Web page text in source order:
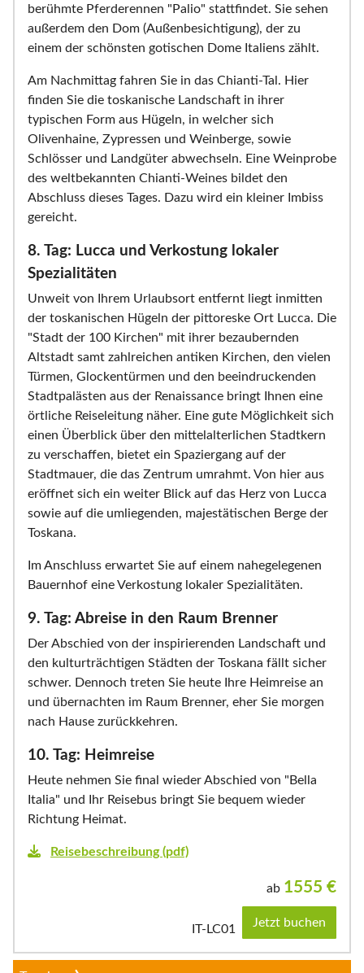
berühmte Pferderennen "Palio" stattfindet. Sie sehen
außerdem den Dom (Außenbesichtigung), der zu
einem der schönsten gotischen Dome Italiens zählt.
Am Nachmittag fahren Sie in das Chianti-Tal. Hier
finden Sie die toskanische Landschaft in ihrer
typischen Form aus Hügeln, in welcher sich
Olivenhaine, Zypressen und Weinberge, sowie
Schlösser und Landgüter abwechseln. Eine Weinprobe
des weltbekannten Chianti-Weines bildet den
Abschluss dieses Tages. Dazu wird ein kleiner Imbiss
gereicht.
8. Tag: Lucca und Verkostung lokaler
Spezialitäten
Unweit von Ihrem Urlaubsort entfernt liegt inmitten
der toskanischen Hügeln der pittoreske Ort Lucca. Die
"Stadt der 100 Kirchen" mit ihrer bezaubernden
Altstadt samt zahlreichen antiken Kirchen, den vielen
Türmen, Glockentürmen und den beeindruckenden
Stadtpalästen aus der Renaissance bringt Ihnen eine
örtliche Reiseleitung näher. Eine gute Möglichkeit sich
einen Überblick über den mittelalterlichen Stadtkern
zu verschaffen, bietet ein Spaziergang auf der
Stadtmauer, die das Zentrum umrahmt. Von hier aus
eröffnet sich ein weiter Blick auf das Herz von Lucca
sowie auf die umliegenden, majestätischen Berge der
Toskana.
Im Anschluss erwartet Sie auf einem nahegelegenen
Bauernhof eine Verkostung lokaler Spezialitäten.
9. Tag: Abreise in den Raum Brenner
Der Abschied von der inspirierenden Landschaft und
den kulturträchtigen Städten der Toskana fällt sicher
schwer. Dennoch treten Sie heute Ihre Heimreise an
und übernachten im Raum Brenner, eher Sie morgen
nach Hause zurückkehren.
10. Tag: Heimreise
Heute nehmen Sie final wieder Abschied von "Bella
Italia" und Ihr Reisebus bringt Sie bequem wieder
Richtung Heimat.
Reisebeschreibung (pdf)
ab 1555 €
IT-LC01 Jetzt buchen